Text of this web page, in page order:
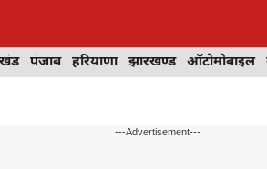
पंजाब हरियाणा झारखण्ड ऑटोमोबाइल
---Advertisement---